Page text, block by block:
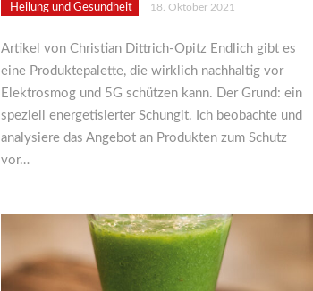
Heilung und Gesundheit 18. Oktober 2021
Artikel von Christian Dittrich-Opitz Endlich gibt es
eine Produktepalette, die wirklich nachhaltig vor
Elektrosmog und 5G schützen kann. Der Grund: ein
speziell energetisierter Schungit. Ich beobachte und
analysiere das Angebot an Produkten zum Schutz
vor…